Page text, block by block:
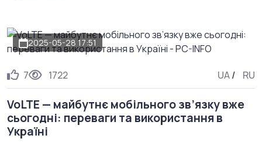
2025-05-28 17:51
7 1722 UA/ RU
VoLTE — майбутнє мобільного зв’язку вже
сьогодні: переваги та використання в
Україні